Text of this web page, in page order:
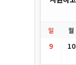
일 월
9 10